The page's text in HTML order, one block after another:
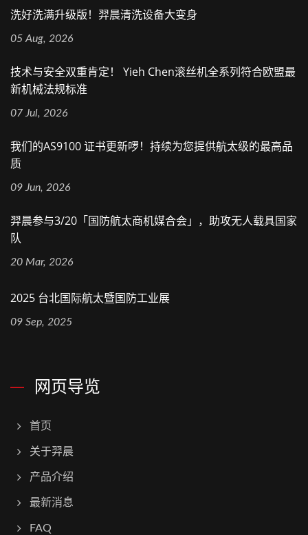
洗好洗满升级版！羿晨清洗设备大变身
05 Aug, 2026
技术与安全双重肯定！ Yieh Chen滚丝机全系列符合欧盟最
新机械法规标准
07 Jul, 2026
我们的AS9100 证书更新啰！持续为您提供航太级的最高品
质
09 Jun, 2026
羿晨参与3/20「国防航太商机媒合会」，助攻无人载具国家
队
20 Mar, 2026
2025 台北国际航太暨国防工业展
09 Sep, 2025
网页导览
首页
关于羿晨
产品介绍
最新消息
FAQ